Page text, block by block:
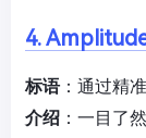
4.
标语：通过精
介绍 ：一目了